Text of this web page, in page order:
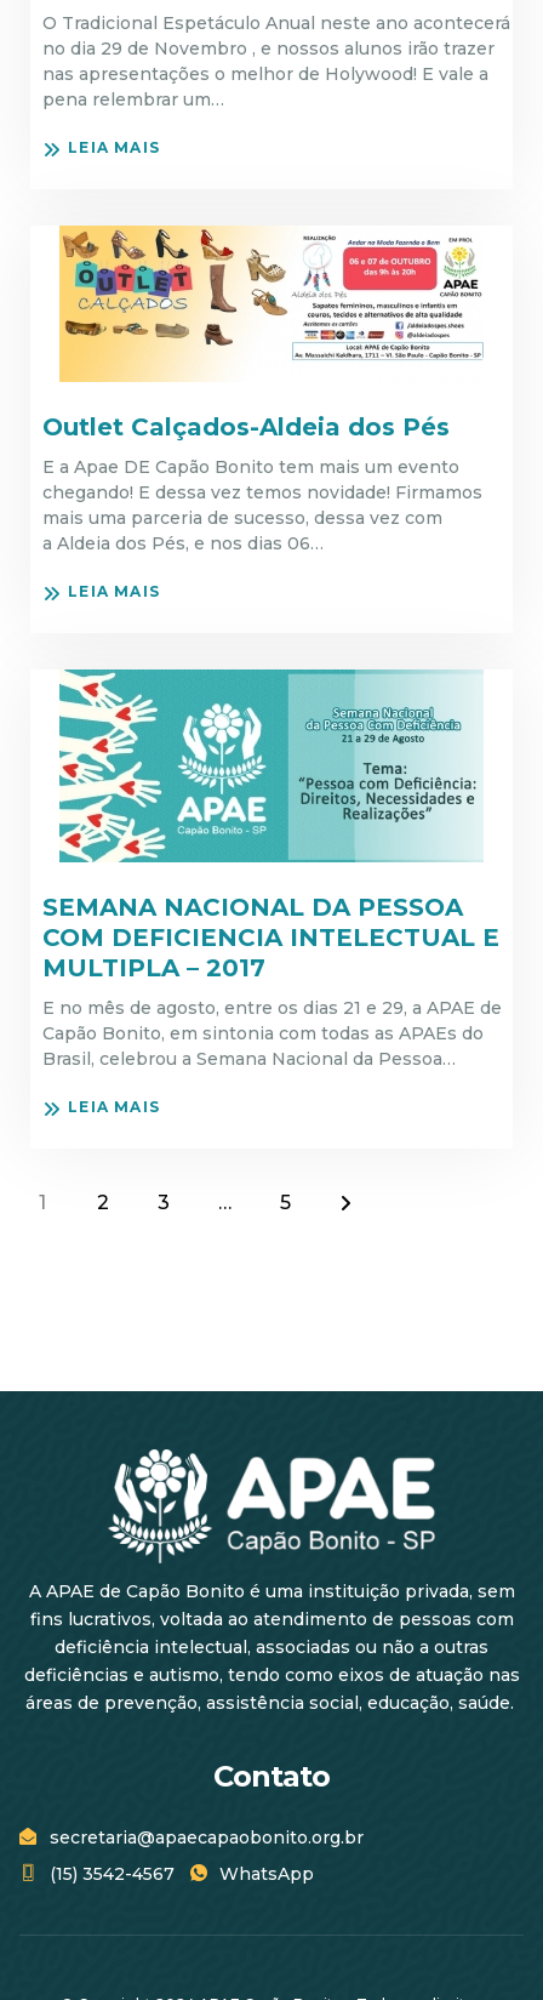
O Tradicional Espetáculo Anual neste ano acontecerá
no dia 29 de Novembro , e nossos alunos irão trazer
nas apresentações o melhor de Holywood! E vale a
pena relembrar um…
LEIA MAIS
Outlet Calçados-Aldeia dos Pés
E a Apae DE Capão Bonito tem mais um evento
chegando! E dessa vez temos novidade! Firmamos
mais uma parceria de sucesso, dessa vez com
a Aldeia dos Pés, e nos dias 06…
LEIA MAIS
SEMANA NACIONAL DA PESSOA
COM DEFICIENCIA INTELECTUAL E
MULTIPLA – 2017
E no mês de agosto, entre os dias 21 e 29, a APAE de
Capão Bonito, em sintonia com todas as APAEs do
Brasil, celebrou a Semana Nacional da Pessoa…
LEIA MAIS
1 2 3 … 5
A APAE de Capão Bonito é uma instituição privada, sem
fins lucrativos, voltada ao atendimento de pessoas com
deficiência intelectual, associadas ou não a outras
deficiências e autismo, tendo como eixos de atuação nas
áreas de prevenção, assistência social, educação, saúde.
Contato
secretaria@apaecapaobonito.org.br
(15) 3542-4567
WhatsApp